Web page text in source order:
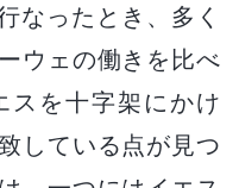
なったとき、多く
ウェの働きを比べ
スを十字架にかけ
している点が見つ